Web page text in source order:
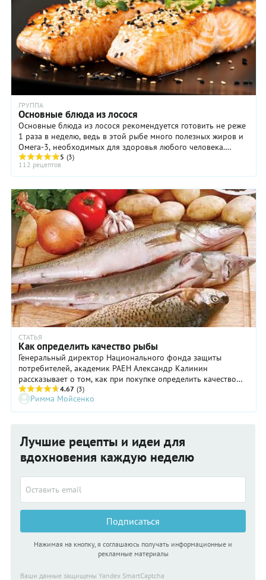
ГРУППА
Основные блюда из лосося
Основные блюда из лосося рекомендуется готовить не реже
1 раза в неделю, ведь в этой рыбе много полезных жиров и
Омега-3, необходимых для здоровья любого человека.
Выбрать подходящий рецепт основного ...
5 (3)
112 рецептов
СТАТЬЯ
Как определить качество рыбы
Генеральный директор Национального фонда защиты
потребителей, академик РАЕН Александр Калинин
рассказывает о том, как при покупке определить качество
рыбы.
4.67 (3)
Римма Мойсенко
Лучшие рецепты и идеи для
вдохновения каждую неделю
Подписаться
Нажимая на кнопку, я соглашаюсь получать информационные и
рекламные материалы
Ваши данные защищены Yandex SmartCaptcha